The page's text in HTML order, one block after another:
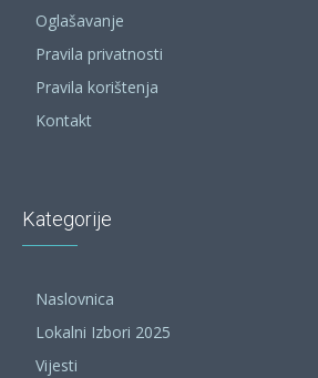
Oglašavanje
Pravila privatnosti
Pravila korištenja
Kontakt
Kategorije
Naslovnica
Lokalni Izbori 2025
Vijesti